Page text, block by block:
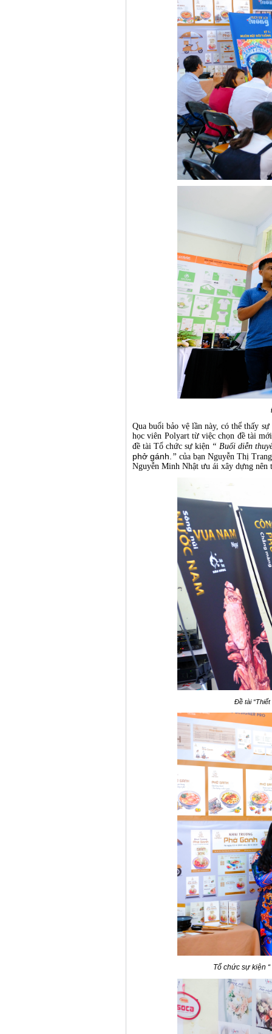
Qua buổi bảo vệ lần này, có thể thấy
học viên Polyart từ việc chọn đề tài
đề tài Tổ chức sự kiện “ Buổi diễn
phở gánh. ” của bạn Nguyễn Thị
Nguyễn Minh Nhật ưu ái xây dựng nên
Đề tài
Tổ chức sự kiện